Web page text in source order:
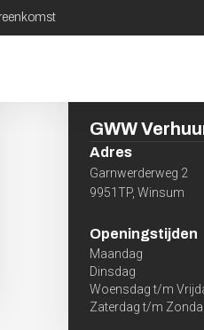
GWW
Adres
Garnwerderweg 2
9951TP, Winsum
Openingstijden
Maandag
Dinsdag
Woensdag t/m
Zaterdag t/m